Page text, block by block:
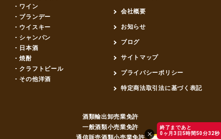
- ワイン
- ブランデー
- ウイスキー
- シャンパン
- 日本酒
- 焼酎
- クラフトビール
- その他洋酒
会社概要
お知らせ
ブログ
サイトマップ
プライバシーポリシー
特定商法取引法に基づく表記
酒類輸出卸売業免許
一般酒類小売業免許
通信販売酒類小売業免許
終了まであと
0ヶ月3日5時間50分32秒